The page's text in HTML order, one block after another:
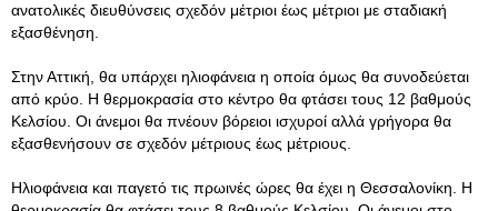
ανατολικές διευθύνσεις σχεδόν μέτριοι έως μέτριοι με σταδιακή
εξασθένηση.
Στην Αττική, θα υπάρχει ηλιοφάνεια η οποία όμως θα συνοδεύεται
από κρύο. Η θερμοκρασία στο κέντρο θα φτάσει τους 12 βαθμούς
Κελσίου. Οι άνεμοι θα πνέουν βόρειοι ισχυροί αλλά γρήγορα θα
εξασθενήσουν σε σχεδόν μέτριους έως μέτριους.
Ηλιοφάνεια και παγετό τις πρωινές ώρες θα έχει η Θεσσαλονίκη. Η